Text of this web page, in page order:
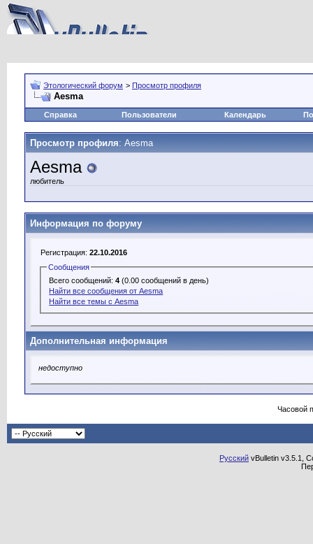
Этологический форум > Просмотр профиля
Aesma
Справка Пользователи Календарь
Просмотр профиля: Aesma
Aesma
любитель
Информация по форуму
Регистрация: 22.10.2016
Сообщения
Всего сообщений:4 (0.00 сообщений в день)
Найти все сообщения от Aesma
Найти все темы с Aesma
Дополнительная информация
недоступно
Часовой
Русский vBulletin v3.5.1,